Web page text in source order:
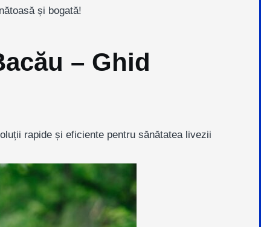
și bogată!
– Ghid
rapide și eficiente pentru sănătatea livezii